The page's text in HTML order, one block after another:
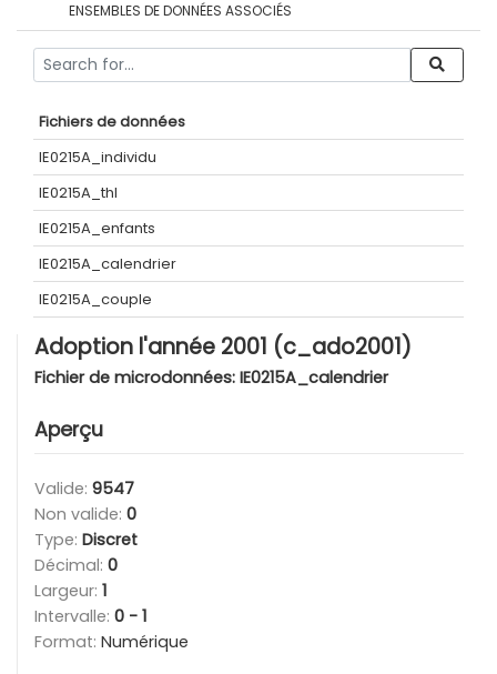
ENSEMBLES DE DONNÉES ASSOCIÉS
Fichiers de données
IE0215A_individu
IE0215A_thl
IE0215A_enfants
IE0215A_calendrier
IE0215A_couple
Adoption l'année 2001 (c_ado2001)
Fichier de microdonnées: IE0215A_calendrier
Aperçu
Valide: 9547
Non valide: 0
Type: Discret
Décimal: 0
Largeur: 1
Intervalle: 0 - 1
Format: Numérique